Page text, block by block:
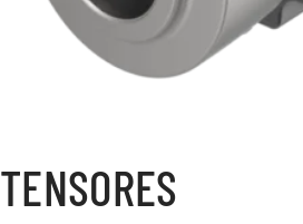
TENSORES